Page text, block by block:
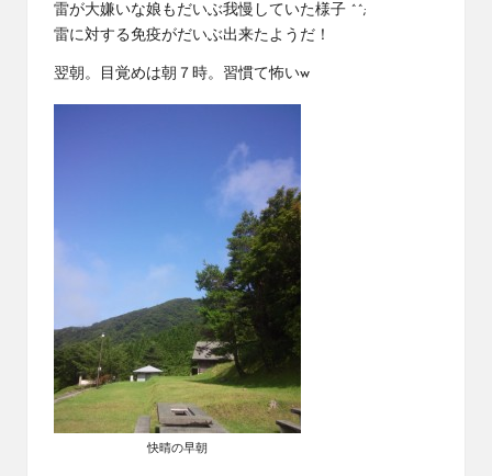
雷が大嫌いな娘もだいぶ我慢していた様子 ^^;
雷に対する免疫がだいぶ出来たようだ！
翌朝。目覚めは朝７時。習慣て怖いw
快晴の早朝